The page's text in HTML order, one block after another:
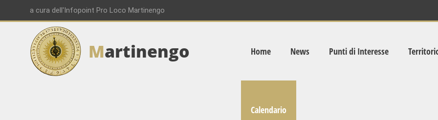
a cura dell'Infopoint Pro Loco Martinengo
Martinengo Home News Punti di Interesse
Calendario